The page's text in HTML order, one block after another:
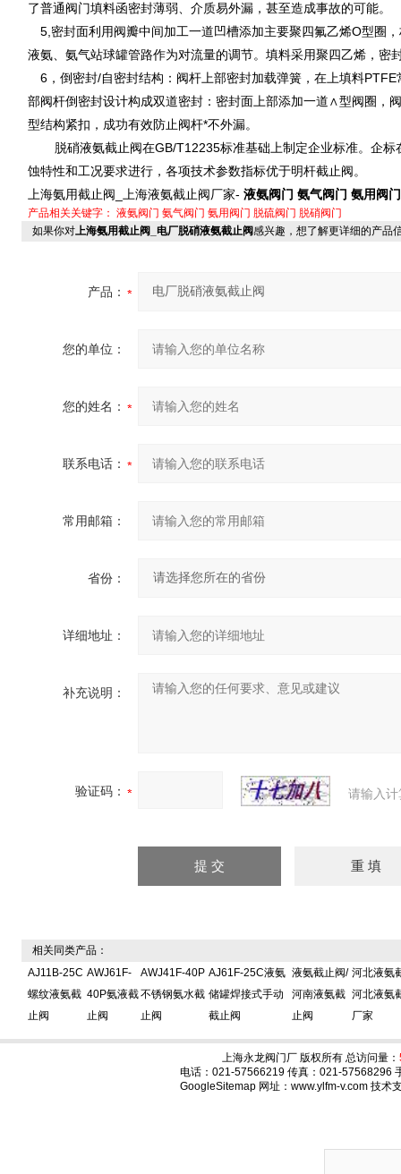
了普通阀门填料函密封薄弱、介质易外漏，甚至造成事故的可能。
5,密封面利用阀瓣中间加工一道凹槽添加主要聚四氟乙烯O型圈
液氨、氨气站球罐管路作为对流量的调节。填料采用聚四乙烯，密
6，倒密封/自密封结构：阀杆上部密封加载弹簧，在上填料
部阀杆倒密封设计构成双道密封：密封面上部添加一道∧型阀圈，
型结构紧扣，成功有效防止阀杆*不外漏。
脱硝液氨截止阀在GB/T12235标准基础上制定企业标准。企标
蚀特性和工况要求进行，各项技术参数指标优于明杆截止阀。
上海氨用截止阀_上海液氨截止阀厂家- 液氨阀门 氨气阀门 氨用阀
产品相关关键字： 液氨阀门 氨气阀门 氨用阀门 脱硫阀门 脱硝阀门
如果你对上海氨用截止阀_电厂脱硝液氨截止阀感兴趣，想了解更详细的产品
产品：
您的单位：
您的姓名：
联系电话：
常用邮箱：
省份：
详细地址：
补充说明：
验证码： 请输入
相关同类产品：
AJ11B-25C
螺纹液氨截
止阀
AWJ61F-
40P氨液截
止阀
AWJ41F-40P
不锈钢氨水截
止阀
AJ61F-25C液氨
储罐焊接式手动
截止阀
液氨截止阀/
河南液氨截
止阀
河北液氨
河北液氨
厂家
上海永龙阀门厂 版权所有 总访问量：
电话：021-57566219 传真：021-57568296
GoogleSitemap网址：www.ylfm-v.com 技术